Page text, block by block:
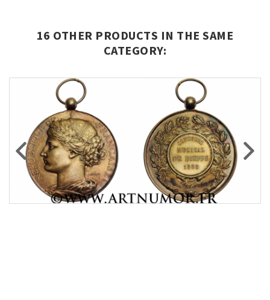
16 OTHER PRODUCTS IN THE SAME
CATEGORY: